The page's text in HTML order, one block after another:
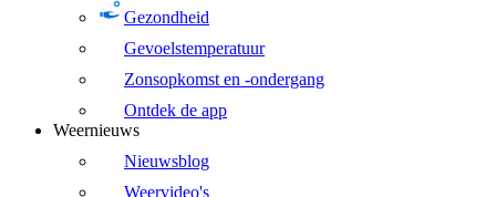
Gezondheid
Gevoelstemperatuur
Zonsopkomst en -ondergang
Ontdek de app
Weernieuws
Nieuwsblog
Weervideo's